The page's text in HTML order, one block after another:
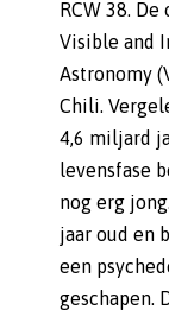
RCW 38. De
Visible and
Astronomy
Chili.
4,6 miljard
levensfase
nog erg
jaar oud en
een
geschapen.